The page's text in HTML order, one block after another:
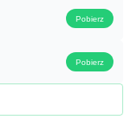
Pobierz
Pobierz